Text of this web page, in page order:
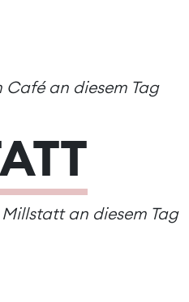
Café an diesem Tag
an diesem Tag